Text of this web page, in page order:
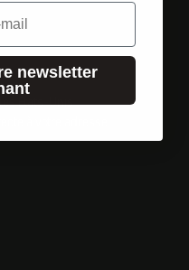
États-Unis
newsletter